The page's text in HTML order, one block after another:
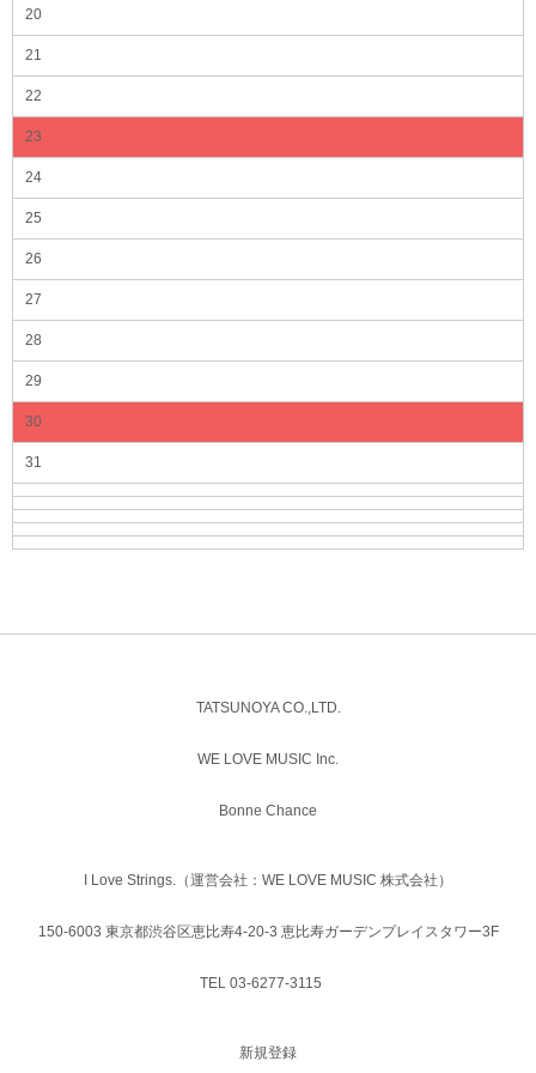
20
21
22
23
24
25
26
27
28
29
30
31
TATSUNOYA CO.,LTD.
WE LOVE MUSIC Inc.
Bonne Chance
I Love Strings.（運営会社：WE LOVE MUSIC 株式会社）
150-6003 東京都渋谷区恵比寿4-20-3 恵比寿ガーデンプレイスタワー3F
TEL 03-6277-3115
新規登録